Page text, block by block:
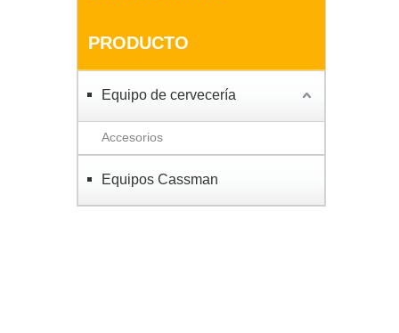
PRODUCTO
Equipo de cervecería
Accesorios
Equipos Cassman